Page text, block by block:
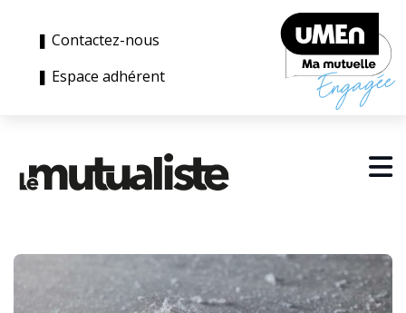
❚ Contactez-nous
❚ Espace adhérent